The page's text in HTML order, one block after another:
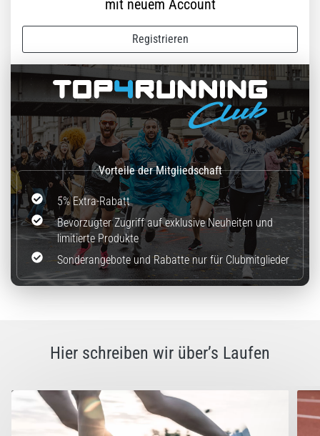
Bandsyndrom
ein
weit
verbreitetes
gesundheitliches
Problem,
…
Alle
Artikel
anzeigen
mit neuem Account
Registrieren
5% Extra-Rabatt
Bevorzugter Zugriff auf exklusive Neuheiten und
limitierte Produkte
Sonderangebote und Rabatte nur für Clubmitglieder
Hier schreiben wir über’s Laufen